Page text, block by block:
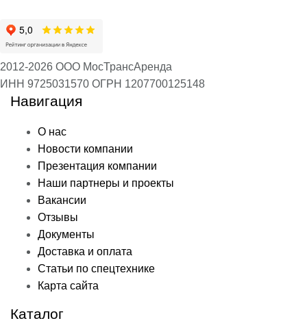
2012-2026 ООО МосТрансАренда
ИНН 9725031570 ОГРН 1207700125148
Навигация
О нас
Новости компании
Презентация компании
Наши партнеры и проекты
Вакансии
Отзывы
Документы
Доставка и оплата
Статьи по спецтехнике
Карта сайта
Каталог